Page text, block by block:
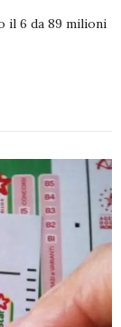
il 6 da 89 milioni